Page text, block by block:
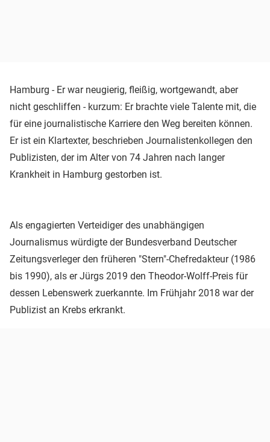
Hamburg - Er war neugierig, fleißig, wortgewandt, aber
nicht geschliffen - kurzum: Er brachte viele Talente mit, die
für eine journalistische Karriere den Weg bereiten können.
Er ist ein Klartexter, beschrieben Journalistenkollegen den
Publizisten, der im Alter von 74 Jahren nach langer
Krankheit in Hamburg gestorben ist.
Als engagierten Verteidiger des unabhängigen
Journalismus würdigte der Bundesverband Deutscher
Zeitungsverleger den früheren "Stern"-Chefredakteur (1986
bis 1990), als er Jürgs 2019 den Theodor-Wolff-Preis für
dessen Lebenswerk zuerkannte. Im Frühjahr 2018 war der
Publizist an Krebs erkrankt.